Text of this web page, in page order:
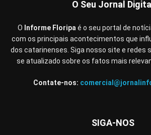
O Seu Jornal Digital
O Informe Floripa é o seu portal de
com os principais acontecimentos que
dos catarinenses. Siga nosso site e redes
se atualizado sobre os fatos mais
Contate-nos:
SIGA-NOS